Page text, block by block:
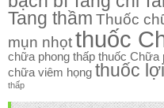
Tang thầm Thuốc
mụn nhọtthuốc
chữa phong thấp thuốc Chữa
chữa viêm họng thuốc
thấp